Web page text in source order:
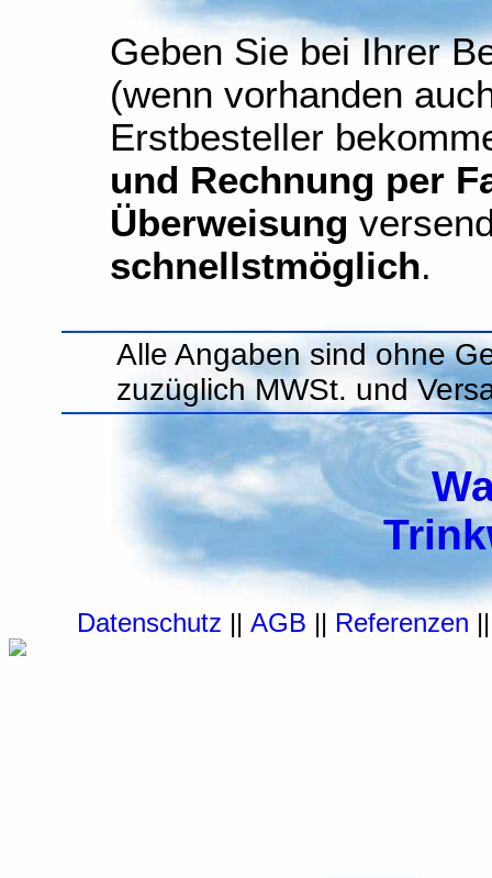
Geben Sie bei Ihrer
(wenn vorhanden
Erstbesteller
und Rechnung per
Überweisung
schnellstmöglich.
Alle Angaben sind ohne
zuzüglich MWSt. und
Datenschutz || AGB || Referenzen